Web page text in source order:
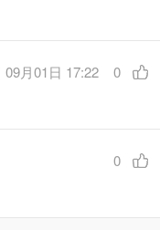
09月01日 17:22 0
0